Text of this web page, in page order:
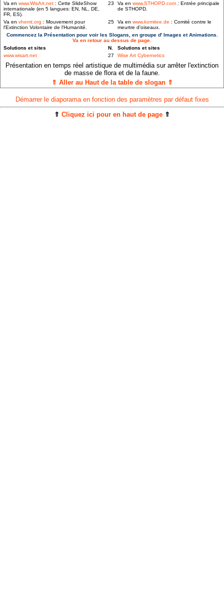
Va en www.WisArt.net : Cette SlideShow
internationale (en 5 langues: EN, NL, DE,
FR, ES).
23 Va en www.STHOPD.com : Entrée principale
de STHOPD.
Va en vhemt.org : Mouvement pour
l'Extinction Volontaire de l'Humanité.
25 Va en www.komitee.de : Comité contre le
meurtre d'oiseaux.
Commencez la Présentation pour voir les Slogans, en groupe d' Images et Animations.
Va en retour au dessus de page.
Solutions et sites
N.
Solutions et sites
www.wisart.net
27 Wise Art Cybernetics
Présentation en temps réel artistique de multimédia sur arrêter l'extinction
de masse de flora et de la faune.
⇑ Aller au Haut de la table de slogan ⇑
Démarrer le diaporama en fonction des paramètres par défaut fixes
⇑ Cliquez ici pour en haut de page ⇑